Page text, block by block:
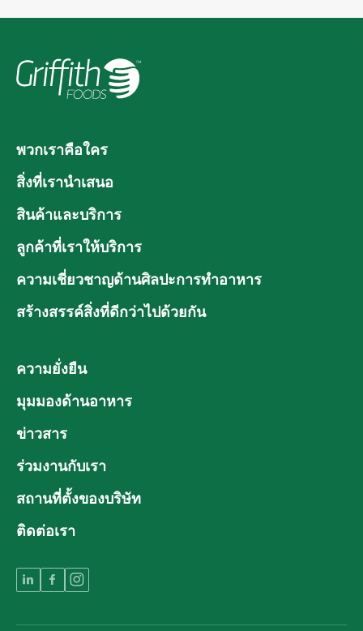
พวกเราคือใคร
สิ่งที่เรานำเสนอ
สินค้าและบริการ
ลูกค้าที่เราให้บริการ
ความเชี่ยวชาญด้านศิลปะการทำอาหาร
สร้างสรรค์สิ่งที่ดีกว่าไปด้วยกัน
ความยั่งยืน
มุมมองด้านอาหาร
ข่าวสาร
ร่วมงานกับเรา
สถานที่ตั้งของบริษัท
ติดต่อเรา